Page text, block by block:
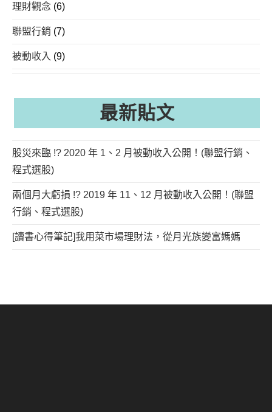
理財觀念 (6)
聯盟行銷 (7)
被動收入 (9)
最新貼文
股災來臨 !? 2020 年 1、2 月被動收入公開！(聯盟行銷、
程式選股)
兩個月大虧損 !? 2019 年 11、12 月被動收入公開！(聯盟
行銷、程式選股)
[讀書心得筆記]我用菜市場理財法，從月光族變富媽媽